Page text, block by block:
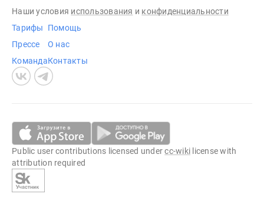
Наши условия использования и конфиденциальности
Тарифы
Прессе
Команда
Помощь
О нас
Контакты
Public user contributions licensed undercc-wiki license with
attribution required